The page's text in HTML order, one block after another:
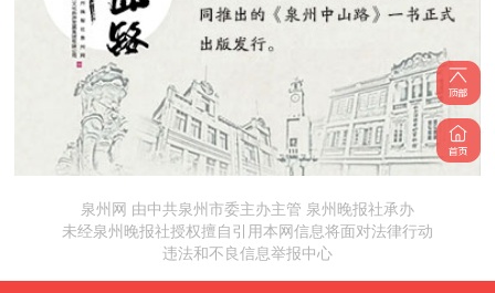
泉州网 由中共泉州市委主办主管 泉州晚报社承办
未经泉州晚报社授权擅自引用本网信息将面对法律行动
违法和不良信息举报中心